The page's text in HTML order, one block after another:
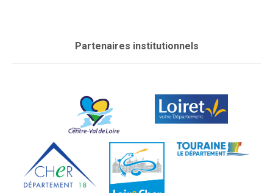
Partenaires institutionnels